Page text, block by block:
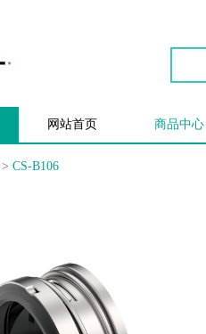
网站首页 商品中心
> CS-B106